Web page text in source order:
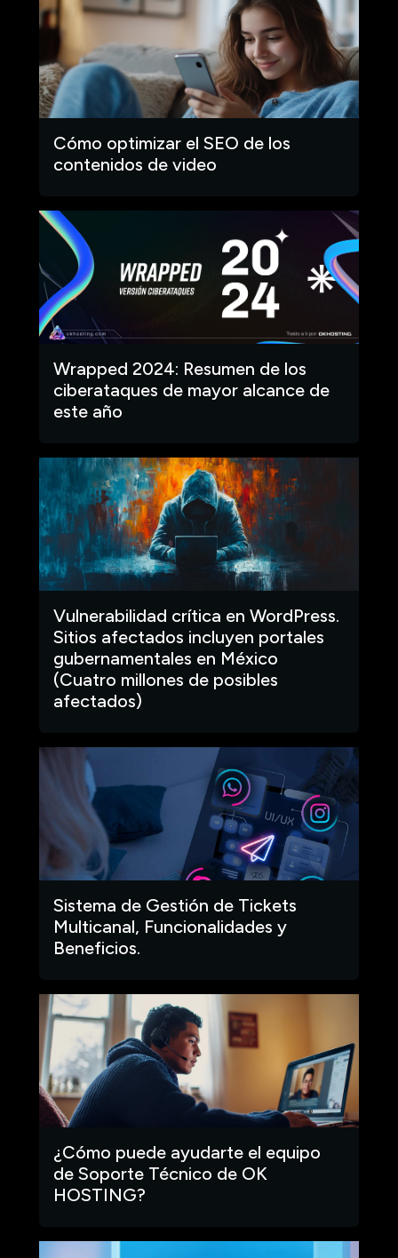
Cómo optimizar el SEO de los
contenidos de video
Wrapped 2024: Resumen de los
ciberataques de mayor alcance de
este año
Vulnerabilidad crítica en WordPress.
Sitios afectados incluyen portales
gubernamentales en México
(Cuatro millones de posibles
afectados)
Sistema de Gestión de Tickets
Multicanal, Funcionalidades y
Beneficios.
¿Cómo puede ayudarte el equipo
de Soporte Técnico de OK
HOSTING?